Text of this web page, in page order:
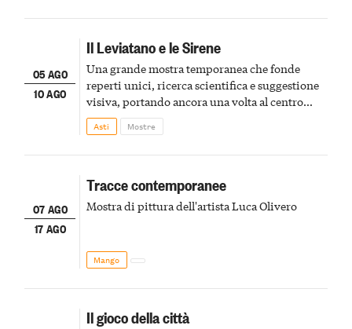
05 AGO
10 AGO
Il Leviatano e le Sirene
Una grande mostra temporanea che fonde
reperti unici, ricerca scientifica e suggestione
visiva, portando ancora una volta al centro
della scena le meraviglie del passato astigiano
Asti Mostre
07 AGO
17 AGO
Tracce contemporanee
Mostra di pittura dell'artista Luca Olivero
Mango
Il gioco della città